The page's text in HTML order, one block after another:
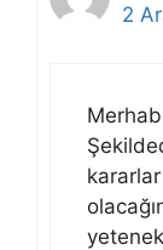
2
kararlar